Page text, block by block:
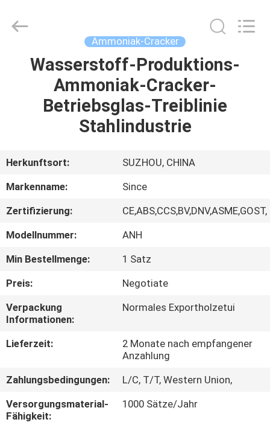
HEIM
PRODUKTE
UNS
QUALITÄTSKONTROLLE
KONTAKT
MIT
UNS
RECHTSSACHEN
Technology
Co.,Ltd.
Ammoniak-Cracker
Wasserstoff-Produktions-
Ammoniak-Cracker-
Betriebsglas-Treiblinie
Stahlindustrie
Herkunftsort:
SUZHOU, CHINA
Markenname:
Since
Zertifizierung:
CE,ABS,CCS,BV,DNV,ASME,GOST,
Modellnummer:
ANH
Min Bestellmenge:
1 Satz
Preis:
Negotiate
Verpackung
Informationen:
Normales Exportholzetui
Lieferzeit:
2 Monate nach empfangener
Anzahlung
Zahlungsbedingungen:
L/C, T/T, Western Union,
Versorgungsmaterial-
Fähigkeit:
1000 Sätze/Jahr